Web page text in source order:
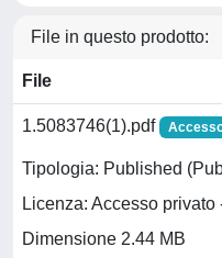
File in questo prodotto:
File
1.5083746(1).pdf
Tipologia: Published
Licenza: Accesso
Dimensione 2.44 MB